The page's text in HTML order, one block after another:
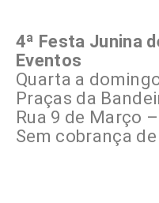
4ª Festa Junina
Eventos
Quarta a
Praças da
Rua 9 de Março
Sem cobrança